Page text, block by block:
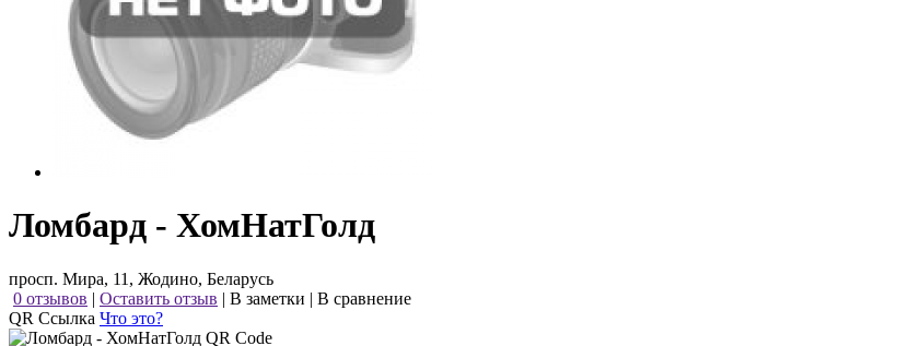
Ломбард - ХомНатГолд
просп. Мира, 11, Жодино, Беларусь
0 отзывов | Оставить отзыв | В заметки | В сравнение
QR Ссылка Что это?